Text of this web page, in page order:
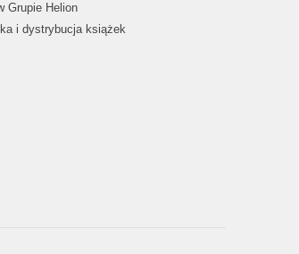
Grupie Helion
i dystrybucja książek